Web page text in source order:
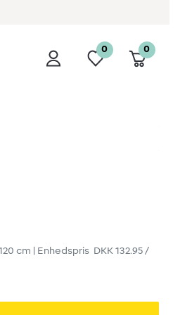
0 0
cm | Enhedspris DKK 132.95 /